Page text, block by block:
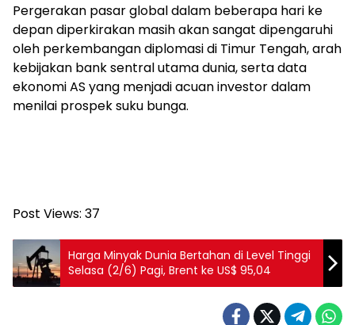
Pergerakan pasar global dalam beberapa hari ke
depan diperkirakan masih akan sangat dipengaruhi
oleh perkembangan diplomasi di Timur Tengah, arah
kebijakan bank sentral utama dunia, serta data
ekonomi AS yang menjadi acuan investor dalam
menilai prospek suku bunga.
Post Views: 37
Harga Minyak Dunia Bertahan di Level Tinggi
Selasa (2/6) Pagi, Brent ke US$ 95,04